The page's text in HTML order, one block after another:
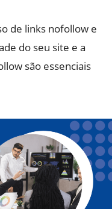
de links nofollow e
do seu site e a
são essenciais